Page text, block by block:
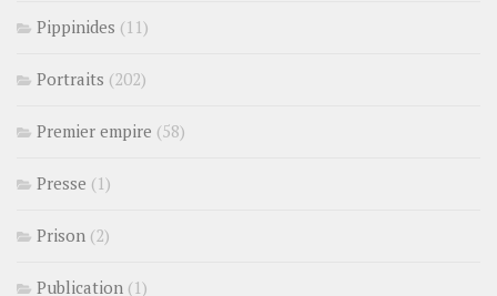
Pippinides (11)
Portraits (202)
Premier empire (58)
Presse (1)
Prison (2)
Publication (1)